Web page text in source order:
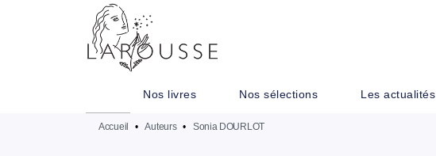
MENU
Nos livres Nos sélections Les actualités
Accueil • Auteurs • Sonia DOURLOT